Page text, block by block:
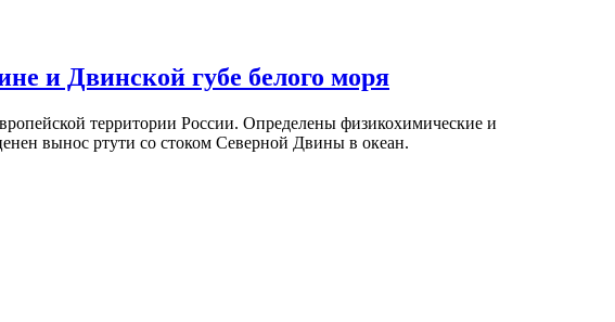
и Двинской губе белого моря
территории России. Определены физикохимические и
вынос ртути со стоком Северной Двины в океан.